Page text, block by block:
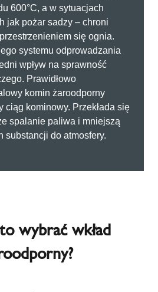
600°C, a w sytuacjach
jak pożar sadzy – chroni
się ognia.
systemu odprowadzania
wpływ na sprawność
Prawidłowo
komin żaroodporny
ciąg kominowy. Przekłada się
spalanie paliwa i mniejszą
substancji do atmosfery.
wybrać wkład